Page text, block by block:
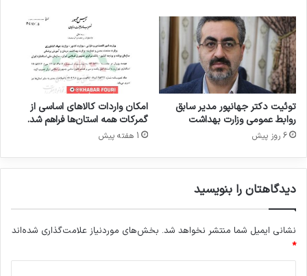
ا
ر
توئیت دکتر جهانپور مدیر سابق
روابط عمومی وزارت بهداشت
6 روز پیش
امکان واردات کالاهای اساسی از
گمرکات همه استان‌ها فراهم شد.
1 هفته پیش
دیدگاهتان را بنویسید
نشانی ایمیل شما منتشر نخواهد شد. بخش‌های موردنیاز علامت‌گذاری شده‌اند
*